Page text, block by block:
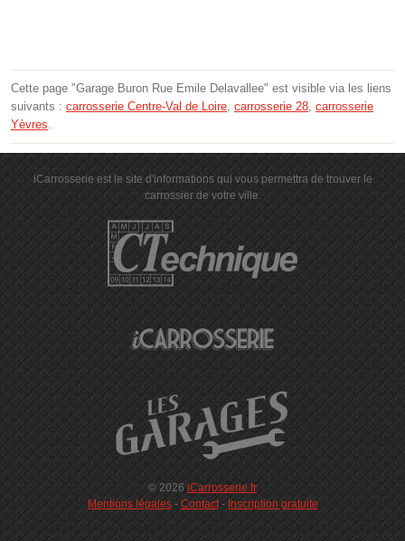
Cette page "Garage Buron Rue Emile Delavallee" est visible via les liens
suivants : carrosserie Centre-Val de Loire, carrosserie 28, carrosserie
Yèvres.
iCarrosserie est le site d'informations qui vous permettra de trouver le
carrossier de votre ville.
© 2026 iCarrosserie.fr
Mentions légales- Contact- Inscription gratuite